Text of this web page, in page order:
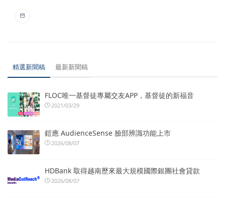
精選新聞稿 最新新聞稿
FLOC唯一基督徒專屬交友APP，基督徒的新福音
2021/03/29
鎧應 AudienceSense 臉部辨識功能上市
2026/08/07
HDBank 取得越南歷來最大規模國際銀團社會貸款
2026/08/07